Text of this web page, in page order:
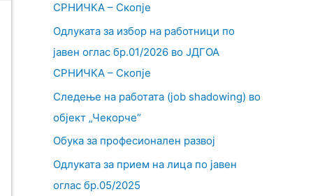
СРНИЧКА – Скопје
Одлуката за избор на работници по
јавен оглас бр.01/2026 во ЈДГОА
СРНИЧКА – Скопје
Следење на работата (job shadowing) во
објект „Чекорче“
Обука за професионален развој
Одлуката за прием на лица по јавен
оглас бр.05/2025